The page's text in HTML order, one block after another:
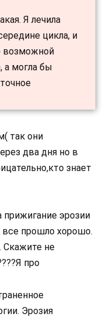
Я лечила
цикла, и
возможной
а могла бы
так они
два дня но в
знает
прижигание эрозии
все прошло хорошо.
Скажите не
про
Эрозия